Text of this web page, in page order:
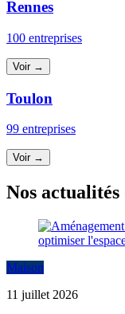
Rennes
100 entreprises
Voir →
Toulon
99 entreprises
Voir →
Nos
Maison
11 juillet 2026